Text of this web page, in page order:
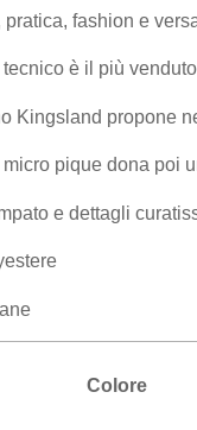
pratica, fashion e
tecnico è il più
Kingsland propone
micro pique dona poi
e dettagli
Colore